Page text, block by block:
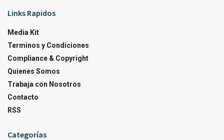
Links Rapidos
Media Kit
Terminos y Condiciones
Compliance & Copyright
Quienes Somos
Trabaja con Nosotros
Contacto
RSS
Categorías